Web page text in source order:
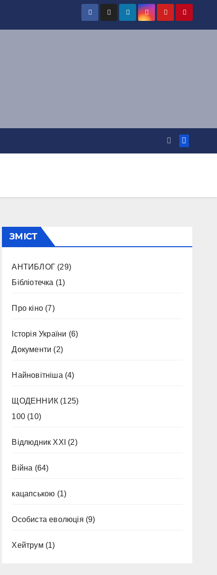
ЗМІСТ
АНТИБЛОГ(29)
Бібліотечка (1)
Про кіно(7)
Історія України (6)
Документи (2)
Найновітніша (4)
ЩОДЕННИК(125)
100(10)
Відлюдник XXI (2)
Війна (64)
кацапською (1)
Особиста еволюція (9)
Хейтрум (1)